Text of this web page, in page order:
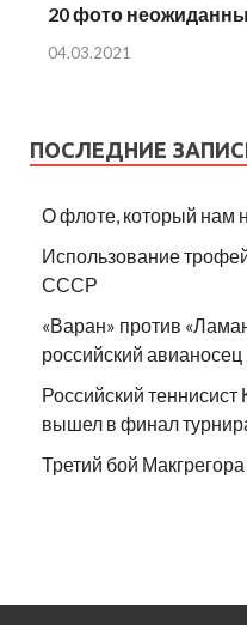
20 фото
04.03.2021
ПОСЛЕДНИЕ
О флоте, который нам
Использование
СССР
«Варан» против
российский
Российский
вышел в финал
Третий бой